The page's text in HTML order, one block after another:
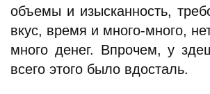
объемы и изысканность,
вкус, время и много-много,
много денег. Впрочем, у
всего этого было вдосталь.